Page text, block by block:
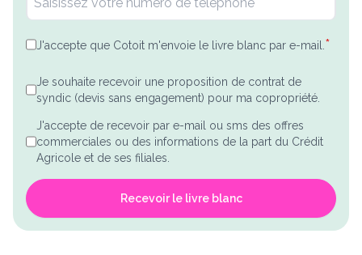
J'accepte que Cotoit m'envoie le livre blanc par e-mail. *
Je souhaite recevoir une proposition de contrat de
syndic (devis sans engagement) pour ma copropriété.
J'accepte de recevoir par e-mail ou sms des offres
commerciales ou des informations de la part du Crédit
Agricole et de ses filiales.
Recevoir le livre blanc